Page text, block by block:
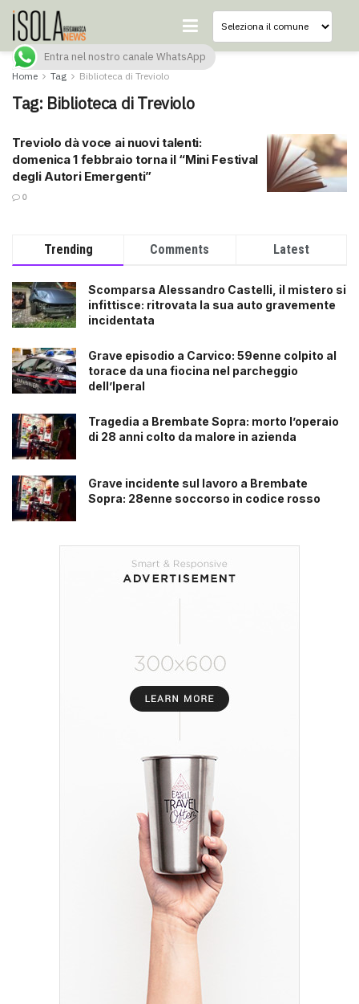
Home Tag Biblioteca di Treviolo
Tag: Biblioteca di Treviolo
Treviolo dà voce ai nuovi talenti:
domenica 1 febbraio torna il “Mini Festival
degli Autori Emergenti”
0
Trending Comments Latest
Scomparsa Alessandro Castelli, il mistero si
infittisce: ritrovata la sua auto gravemente
incidentata
Grave episodio a Carvico: 59enne colpito al
torace da una fiocina nel parcheggio
dell’Iperal
Tragedia a Brembate Sopra: morto l’operaio
di 28 anni colto da malore in azienda
Grave incidente sul lavoro a Brembate
Sopra: 28enne soccorso in codice rosso
Entra nel nostro canale WhatsApp